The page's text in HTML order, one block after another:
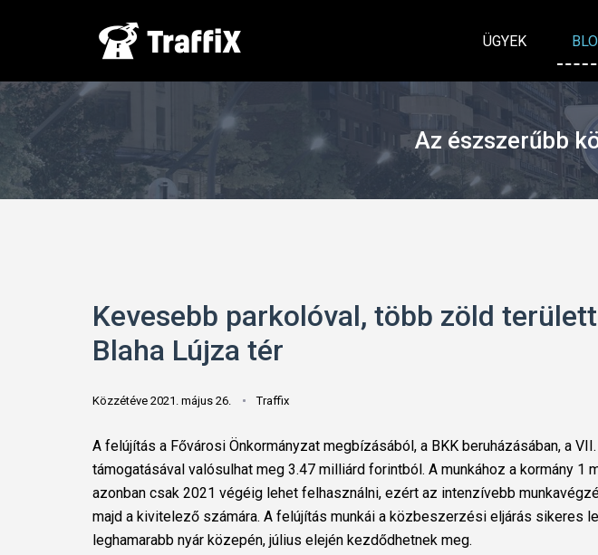
ÜGYEK
Az észszerűbb
Kevesebb parkolóval, több zöld
Blaha Lújza tér
Közzétéve 2021. május 26. Traffix
A felújítás a Fővárosi Önkormányzat megbízásából, a BKK beruházásában, a
támogatásával valósulhat meg 3.47 milliárd forintból. A munkához a kormány 1
azonban csak 2021 végéig lehet felhasználni, ezért az intenzívebb
majd a kivitelező számára. A felújítás munkái a közbeszerzési eljárás sikeres
leghamarabb nyár közepén, július elején kezdődhetnek meg.